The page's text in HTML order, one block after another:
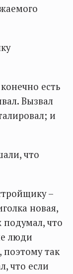
есть
Вызвал
и
что
–
новая,
подумал, что
люди
поэтому так
что если